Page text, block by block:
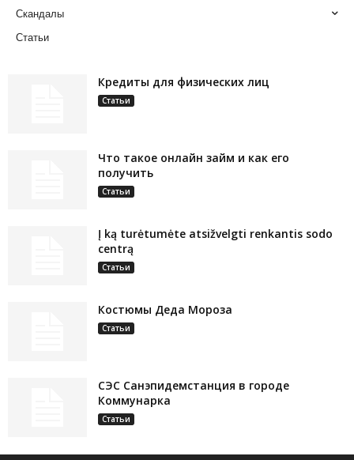
Скандалы
Статьи
Кредиты для физических лиц
Статьи
Что такое онлайн займ и как его
получить
Статьи
Į ką turėtumėte atsižvelgti renkantis sodo
centrą
Статьи
Костюмы Деда Мороза
Статьи
СЭС Санэпидемстанция в городе
Коммунарка
Статьи